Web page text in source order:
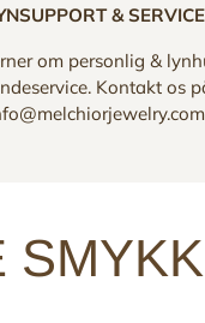
& SERVICE
om personlig &
Kontakt os